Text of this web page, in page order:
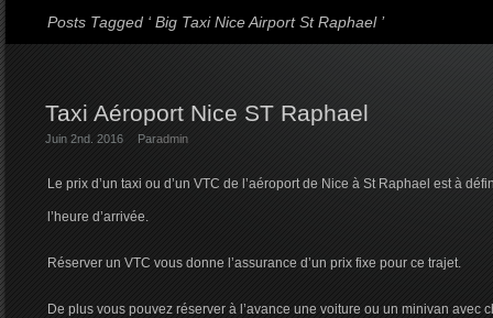
Posts Tagged ‘ Big Taxi Nice Airport St Raphael ’
Taxi Aéroport Nice ST Raphael
Juin 2nd. 2016 Paradmin
Le prix d’un taxi ou d’un VTC de l’aéroport de Nice à St Raphael est à
l’heure d’arrivée.
Réserver un VTC vous donne l’assurance d’un prix fixe pour ce trajet.
De plus vous pouvez réserver à l’avance une voiture ou un minivan avec